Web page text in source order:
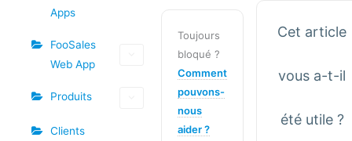
Apps
FooSales
Web App
Produits
Clients
Toujours
bloqué ?
Comment
pouvons-
nous
aider ?
Cet article
vous a-t-il
été utile ?